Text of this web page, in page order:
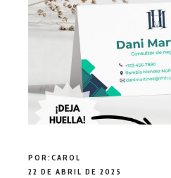
POR:CAROL
22 DE ABRIL DE 2025